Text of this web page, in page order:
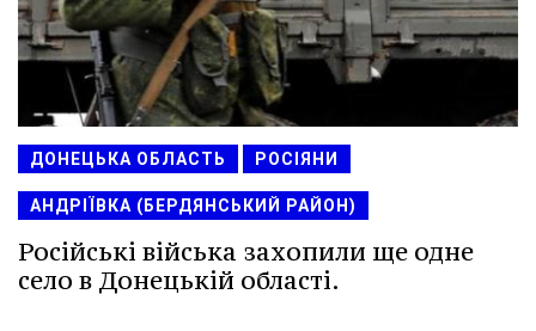
ДОНЕЦЬКА ОБЛАСТЬ РОСІЯНИ
АНДРІЇВКА (БЕРДЯНСЬКИЙ РАЙОН)
Російські війська захопили ще одне
село в Донецькій області.